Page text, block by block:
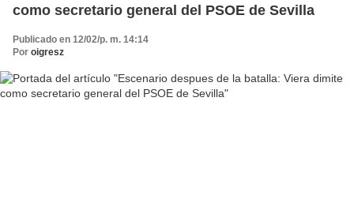
como secretario general del PSOE de Sevilla
Publicado en 12/02/p. m. 14:14
Por oigresz